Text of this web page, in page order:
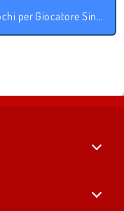
Giochi per Giocatore Singolo